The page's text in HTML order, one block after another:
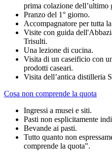
prima colazione dell’ultimo
Pranzo del 1° giorno.
Accompagnatore per tutta
Visite con guida
Trisulti.
Una lezione di cucina.
Visita di un caseificio con
prodotti caseari.
Visita dell’antica distilleria
Cosa non comprende la quota
Ingressi a musei e siti.
Pasti non esplicitamente
Bevande ai pasti.
Tutto quanto non
comprende la quota".